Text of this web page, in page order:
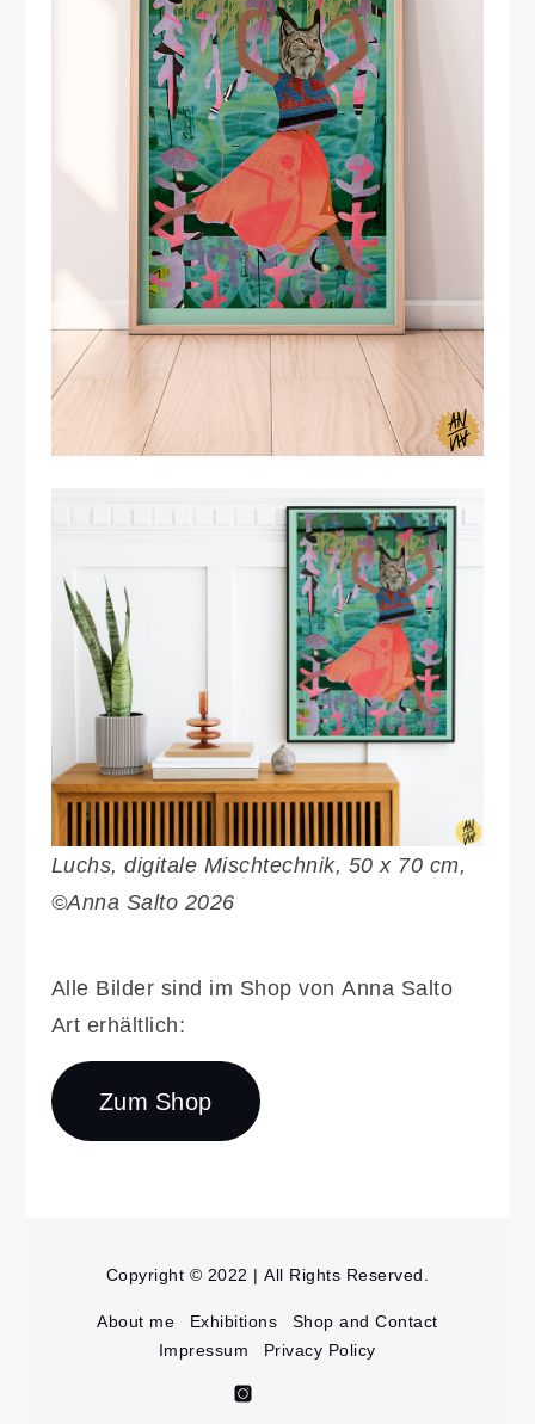
Luchs, digitale Mischtechnik, 50 x 70 cm,
©Anna Salto 2026
Alle Bilder sind im Shop von Anna Salto
Art erhältlich:
Zum Shop
Copyright © 2022 | All Rights Reserved.
About me Exhibitions
Shop and Contact
Impressum
Privacy Policy
Anna